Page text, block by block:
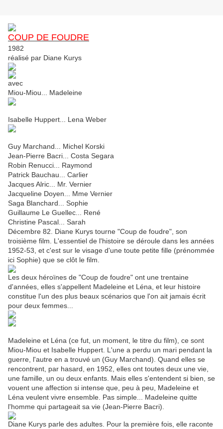
COUP DE FOUDRE
1982
réalisé par Diane Kurys
avec
Miou-Miou... Madeleine
Isabelle Huppert... Lena Weber
Guy Marchand... Michel Korski
Jean-Pierre Bacri... Costa Segara
Robin Renucci... Raymond
Patrick Bauchau... Carlier
Jacques Alric... Mr. Vernier
Jacqueline Doyen... Mme Vernier
Saga Blanchard... Sophie
Guillaume Le Guellec... René
Christine Pascal... Sarah
Décembre 82. Diane Kurys tourne "Coup de foudre", son
troisième film. L'essentiel de l'histoire se déroule dans les années
1952-53, et c'est sur le visage d'une toute petite fille (prénommée
ici Sophie) que se clôt le film.
Les deux héroïnes de "Coup de foudre" ont une trentaine
d'années, elles s'appellent Madeleine et Léna, et leur histoire
constitue l'un des plus beaux scénarios que l'on ait jamais écrit
pour deux femmes...
Madeleine et Léna (ce fut, un moment, le titre du film), ce sont
Miou-Miou et Isabelle Huppert. L'une a perdu un mari pendant la
guerre, l'autre en a trouvé un (Guy Marchand). Quand elles se
rencontrent, par hasard, en 1952, elles ont toutes deux une vie,
une famille, un ou deux enfants. Mais elles s'entendent si bien, se
vouent une affection si intense que, peu à peu, Madeleine et
Léna veulent vivre ensemble. Pas simple... Madeleine quitte
l'homme qui partageait sa vie (Jean-Pierre Bacri).
Diane Kurys parle des adultes. Pour la première fois, elle raconte